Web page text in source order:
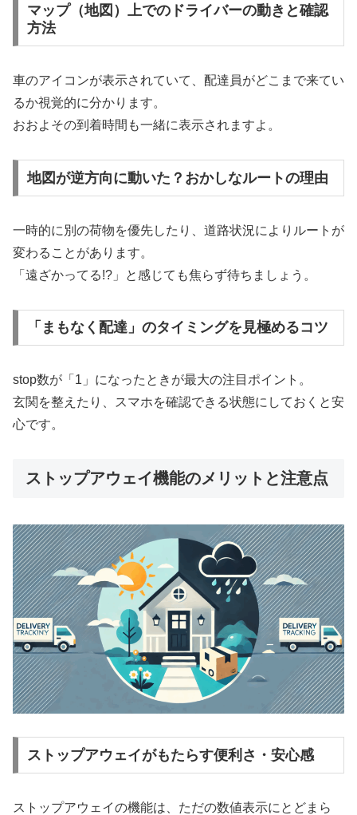
マップ（地図）上でのドライバーの動きと確認
方法
車のアイコンが表示されていて、配達員がどこまで来てい
るか視覚的に分かります。
おおよその到着時間も一緒に表示されますよ。
地図が逆方向に動いた？おかしなルートの理由
一時的に別の荷物を優先したり、道路状況によりルートが
変わることがあります。
「遠ざかってる!?」と感じても焦らず待ちましょう。
「まもなく配達」のタイミングを見極めるコツ
stop数が「1」になったときが最大の注目ポイント。
玄関を整えたり、スマホを確認できる状態にしておくと安
心です。
ストップアウェイ機能のメリットと注意点
ストップアウェイがもたらす便利さ・安心感
ストップアウェイの機能は、ただの数値表示にとどまら